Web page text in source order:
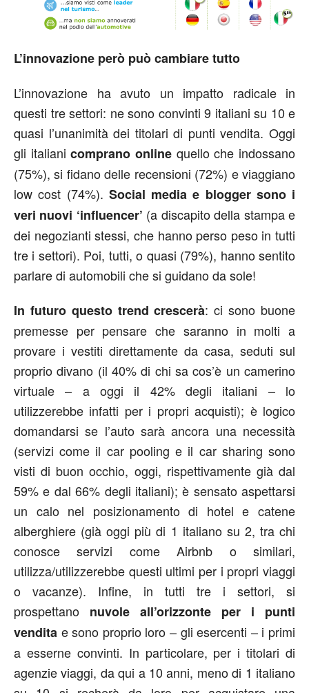
L’innovazione però può cambiare tutto
L’innovazione ha avuto un impatto radicale in
questi tre settori: ne sono convinti 9 italiani su 10 e
quasi l’unanimità dei titolari di punti vendita. Oggi
gli italianicomprano online quello che indossano
(75%), si fidano delle recensioni (72%) e viaggiano
low cost (74%). Social media e blogger sono i
veri nuovi ‘influencer’ (a discapito della stampa e
dei negozianti stessi, che hanno perso peso in tutti
tre i settori). Poi, tutti, o quasi (79%), hanno sentito
parlare di automobili che si guidano da sole!
In futuro questo trend crescerà: ci sono buone
premesse per pensare che saranno in molti a
provare i vestiti direttamente da casa, seduti sul
proprio divano (il 40% di chi sa cos’è un camerino
virtuale – a oggi il 42% degli italiani – lo
utilizzerebbe infatti per i propri acquisti); è logico
domandarsi se l’auto sarà ancora una necessità
(servizi come il car pooling e il car sharing sono
visti di buon occhio, oggi, rispettivamente già dal
59% e dal 66% degli italiani); è sensato aspettarsi
un calo nel posizionamento di hotel e catene
alberghiere (già oggi più di 1 italiano su 2, tra chi
conosce servizi come Airbnb o similari,
utilizza/utilizzerebbe questi ultimi per i propri viaggi
o vacanze). Infine, in tutti tre i settori, si
prospettano nuvole all’orizzonte per i punti
vendita e sono proprio loro – gli esercenti – i primi
a esserne convinti. In particolare, per i titolari di
agenzie viaggi, da qui a 10 anni, meno di 1 italiano